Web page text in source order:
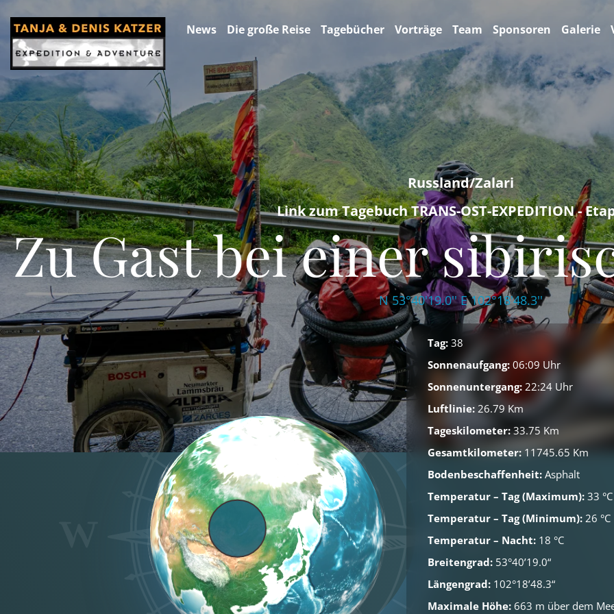
News Die große Reise Tagebücher Vorträge Team Sponsoren Galerie
Russland/Zalari
Link zum Tagebuch TRANS-OST-EXPEDITION -
Zu Gast bei einer
N 53°40'19.0'' E 102°18'48.3''
Tag: 38
Sonnenaufgang: 06:09 Uhr
Sonnenuntergang: 22:24 Uhr
Luftlinie: 26.79 Km
Tageskilometer: 33.75 Km
Gesamtkilometer: 11745.65 Km
Bodenbeschaffenheit: Asphalt
Temperatur – Tag (Maximum): 33 °C
Temperatur – Tag (Minimum): 26 °C
Temperatur – Nacht: 18 °C
Breitengrad: 53°40’19.0“
Längengrad: 102°18’48.3“
Maximale Höhe: 663 m über dem